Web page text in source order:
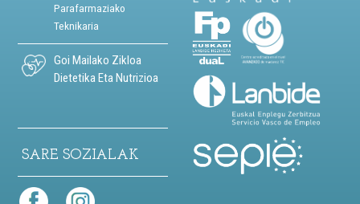
Parafarmaziako
Teknikaria
Goi Mailako Zikloa
Dietetika Eta Nutrizioa
SARE SOZIALAK